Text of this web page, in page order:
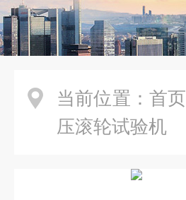
当前位置： 首页
压滚轮试验机